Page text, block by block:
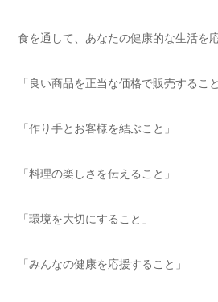
食を通して、あなたの健康的な生活を
「良い商品を正当な価格で販売すること
「作り手とお客様を結ぶこと」
「料理の楽しさを伝えること」
「環境を大切にすること」
「みんなの健康を応援すること」